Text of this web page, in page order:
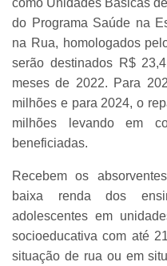
como Unidades Básicas
do Programa Saúde na
na Rua, homologados
serão destinados R$
meses de 2022. Para
milhões e para 2024, o
milhões levando em
beneficiadas.
Recebem os
baixa renda dos
adolescentes em
socioeducativa com até
situação de rua ou em